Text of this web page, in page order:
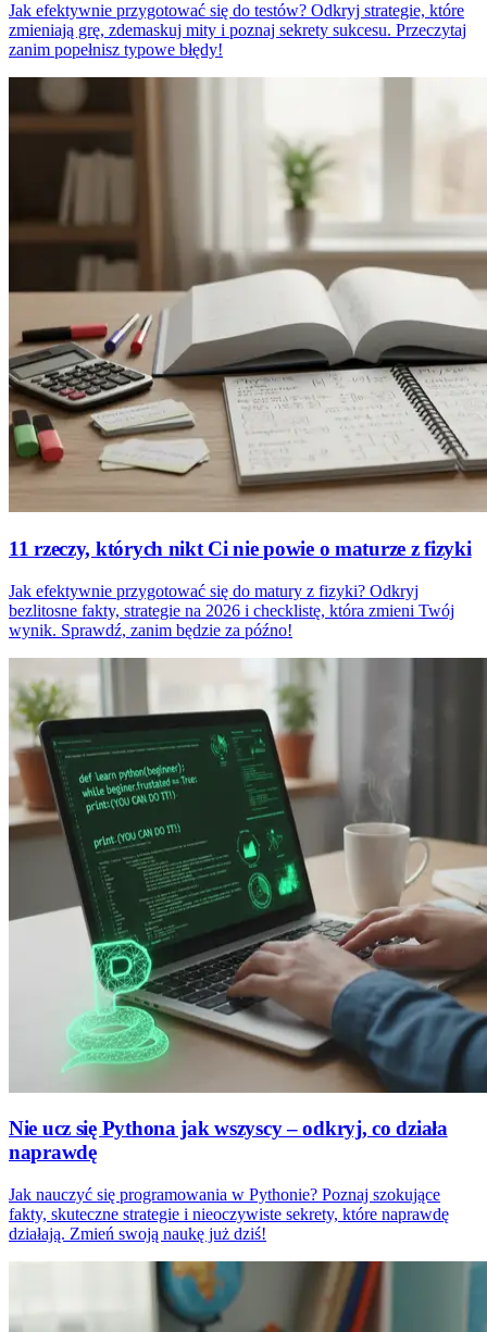
Jak efektywnie przygotować się do testów? Odkryj strategie, które
zmieniają grę, zdemaskuj mity i poznaj sekrety sukcesu. Przeczytaj
zanim popełnisz typowe błędy!
11 rzeczy, których nikt Ci nie powie o maturze z fizyki
Jak efektywnie przygotować się do matury z fizyki? Odkryj
bezlitosne fakty, strategie na 2026 i checklistę, która zmieni Twój
wynik. Sprawdź, zanim będzie za późno!
Nie ucz się Pythona jak wszyscy – odkryj, co działa
naprawdę
Jak nauczyć się programowania w Pythonie? Poznaj szokujące
fakty, skuteczne strategie i nieoczywiste sekrety, które naprawdę
działają. Zmień swoją naukę już dziś!